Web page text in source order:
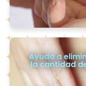
Ayuda a
la cantidad